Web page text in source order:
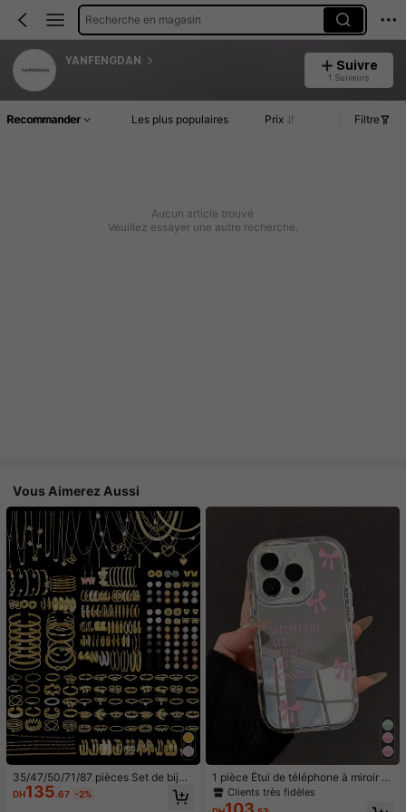
Recherche en magasin
YANFENGDAN Suivre
1 Suiveurs
Recommander Les plus populaires Prix Filtre
Aucun article trouvé
Veuillez essayer une autre recherche.
Vous Aimerez Aussi
35/47/50/71/87 pièces Set de bijou
x style bohème, comprenant des bo
ucles d'oreilles, colliers, bagues, br
DH135.67 -2%
1 pièce Étui de téléphone à miroir ro
se minimaliste, style fille avec motif
nœud papillon, slogan religieux. Étu
Clients très fidèles